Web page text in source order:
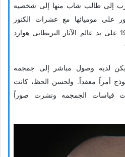
إلى طالب شاب منها إلى شخصیه
على مومیائها مع عشرات الکنوز
المدهشه فی نوفمبر عام 1922 على ید عالم الآثار البریطانی هوارد
یکن لدیه وصول مباشر إلى جمجمه
أمراً معقداً. ولحسن الحظ، کانت
قیاسات الجمجمه ونشرت صوراً